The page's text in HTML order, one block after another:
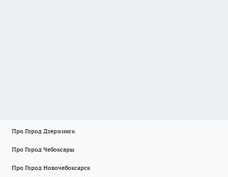
Про Город Дзержинск
Про Город Чебоксары
Про Город Новочебоксарск